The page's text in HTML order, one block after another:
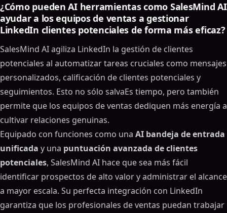
¿Cómo pueden AI herramientas como SalesMind AI
ayudar a los equipos de ventas a gestionar
LinkedIn clientes potenciales de forma más eficaz?
SalesMind AI agiliza LinkedIn la gestión de clientes
potenciales al automatizar tareas cruciales como mensajes
personalizados, calificación de clientes potenciales y
seguimientos. Esto no sólo salvaEs tiempo, pero también
permite que los equipos de ventas dediquen más energía a
cultivar relaciones genuinas.
Equipado con funciones como una AI bandeja de entrada
unificada y una puntuación avanzada de clientes
potenciales, SalesMind AI hace que sea más fácil
identificar prospectos de alto valor y administrar el alcance
a mayor escala. Su perfecta integración con LinkedIn
garantiza que los profesionales de ventas puedan trabajar